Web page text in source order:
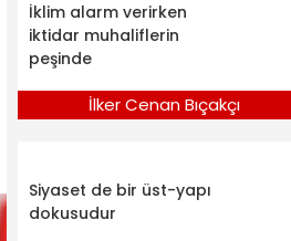
İklim alarm verirken
iktidar muhaliflerin
peşinde
İlker Cenan Bıçakçı
Siyaset de bir üst-yapı
dokusudur